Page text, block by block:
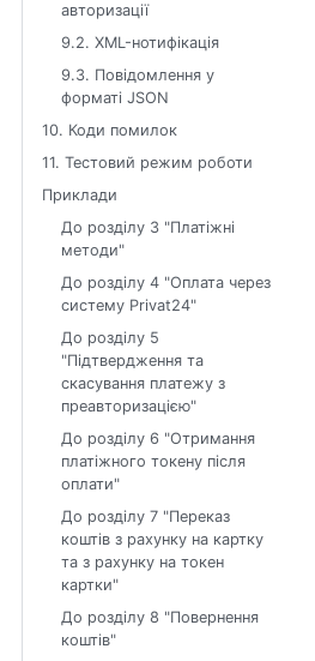
авторизації
9.2. XML-нотифікація
9.3. Повідомлення у
форматі JSON
10. Коди помилок
11. Тестовий режим роботи
Приклади
До розділу 3 "Платіжні
методи"
До розділу 4 "Оплата через
систему Privat24"
До розділу 5
"Підтвердження та
скасування платежу з
преавторизацією"
До розділу 6 "Отримання
платіжного токену після
оплати"
До розділу 7 "Переказ
коштів з рахунку на картку
та з рахунку на токен
картки"
До розділу 8 "Повернення
коштів"